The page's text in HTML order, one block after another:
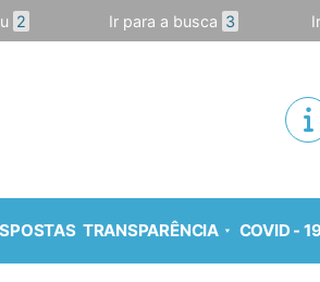
2 Ir para a busca 3
TRANSPARÊNCIA COVID -